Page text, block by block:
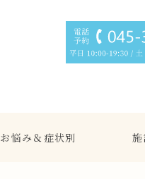
お悩み＆症状別